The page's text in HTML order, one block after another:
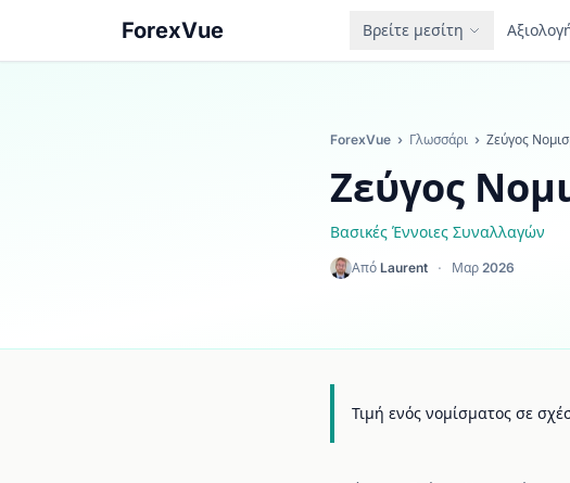
ForexVue Βρείτε μεσίτη
ForexVue › Γλωσσάρι › Ζεύγος
Ζεύγος
Βασικές Έννοιες Συναλλαγών
Από Laurent · Μαρ 2026
Τιμή ενός νομίσματος σε